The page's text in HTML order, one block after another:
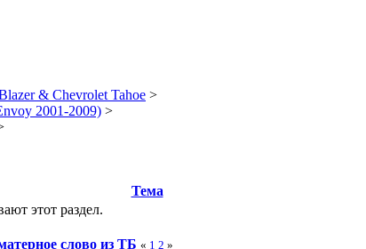
& Chevrolet Tahoe >
2001-2009) >
Тема
этот раздел.
слово из ТБ « 1 2 »